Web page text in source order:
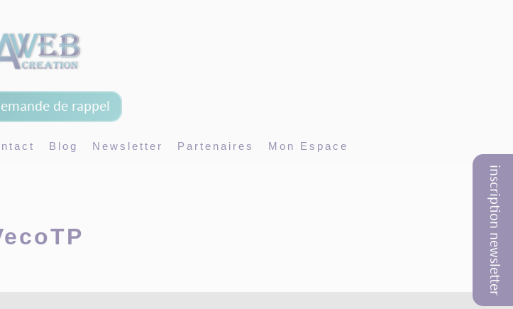
inscription newsletter
de rappel
Blog Newsletter Partenaires Mon Espace